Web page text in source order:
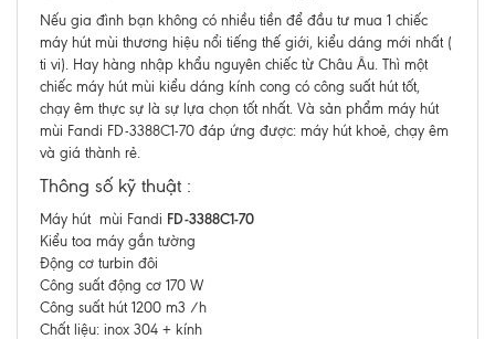
Nếu gia đình bạn không có nhiều tiền để đầu tư mua 1 chiếc
máy hút mùi thương hiệu nổi tiếng thế giới, kiểu dáng mới nhất (
ti vi). Hay hàng nhập khẩu nguyên chiếc từ Châu Âu. Thì một
chiếc máy hút mùi kiểu dáng kính cong có công suất hút tốt,
chạy êm thực sự là sự lựa chọn tốt nhất. Và sản phẩm máy hút
mùi Fandi FD-3388C1-70 đáp ứng được: máy hút khoẻ, chạy êm
và giá thành rẻ.
Thông số kỹ thuật :
Máy hút mùi Fandi FD-3388C1-70
Kiểu toa máy gắn tường
Động cơ turbin đôi
Công suất động cơ 170 W
Công suất hút 1200 m3 /h
Chất liệu: inox 304 + kính